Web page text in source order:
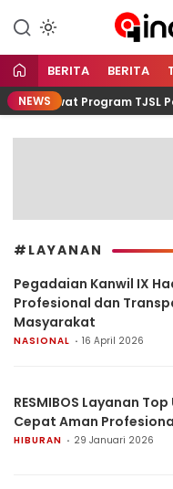
BERITA BERITA
NEWS
Lewat Program TJSL
#LAYANAN
Pegadaian Kanwil IX
Profesional dan
Masyarakat
NASIONAL 16 April 2026
RESMIBOS Layanan
Cepat Aman
HIBURAN 29 Januari 2026